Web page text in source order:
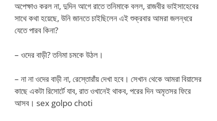
অপেক্ষাও করল না, দুদিন আগে রাতে তনিমাকে বলল, রাজবীর ভাইসাহেবের
সাথে কথা হয়েছে, উনি জানতে চাইছিলেন এই শুক্রবার আমরা জলন্ধরে
যেতে পারব কিনা?
– ওদের বাড়ী? তনিমা চমকে উঠল।
– না না ওদের বাড়ী না, রেস্তোরাঁয় দেখা হবে। সেখান থেকে আমরা বিয়াসের
কাছে একটা রিসোর্টে যাব, রাত ওখানেই থাকব, পরের দিন অমৃতসর ফিরে
আসব। sex golpo choti